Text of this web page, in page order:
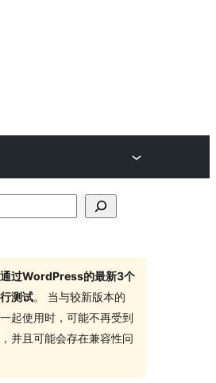
过WordPress的最新3个
测试。 当与较新版本的
起使用时，可能不再受到
并且可能会存在兼容性问